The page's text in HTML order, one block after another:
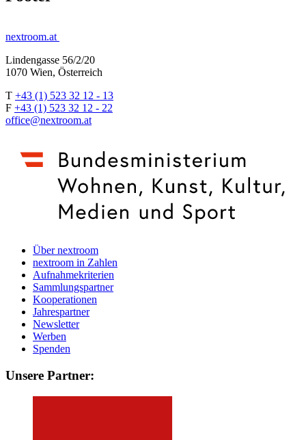
nextroom.at
Lindengasse 56/2/20
1070 Wien, Österreich
T +43 (1) 523 32 12 - 13
F +43 (1) 523 32 12 - 22
office@nextroom.at
Über nextroom
nextroom in Zahlen
Aufnahmekriterien
Sammlungspartner
Kooperationen
Jahrespartner
Newsletter
Werben
Spenden
Unsere Partner: